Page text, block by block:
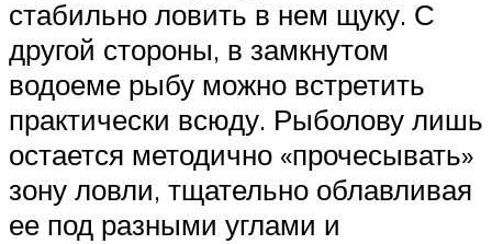
стабильно ловить в нем щуку. С
другой стороны, в замкнутом
водоеме рыбу можно встретить
практически всюду. Рыболову лишь
остается методично «прочесывать»
зону ловли, тщательно облавливая
ее под разными углами и